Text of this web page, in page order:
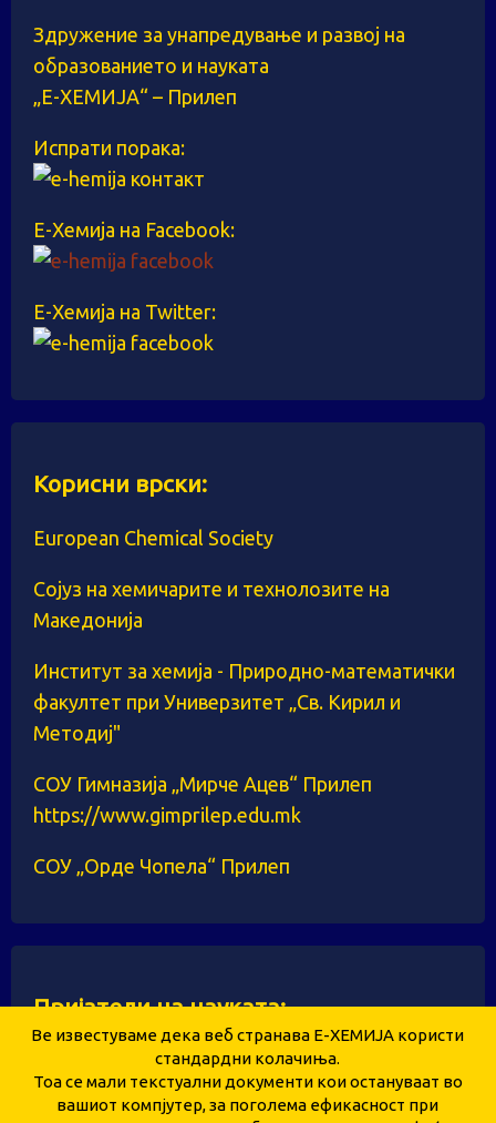
Здружение за унапредување и развој на
образованието и науката
„Е-ХЕМИЈА“ – Прилеп
Испрати порака:
Е-Хемија на Facebook:
Е-Хемија на Twitter:
Корисни врски:
European Chemical Society
Сојуз на хемичарите и технолозите на
Македонија
Институт за хемија - Природно-математички
факултет при Универзитет „Св. Кирил и
Методиј"
СОУ Гимназија „Мирче Ацев“ Прилеп
https://www.gimprilep.edu.mk
СОУ „Орде Чопела“ Прилеп
Пријатели на науката:
Здружение за унапредување и развој на
Ве известуваме дека веб странава Е-ХЕМИЈА користи
стандардни колачиња.
Тоа се мали текстуални документи кои остануваат во
вашиот компјутер, за поголема ефикасност при